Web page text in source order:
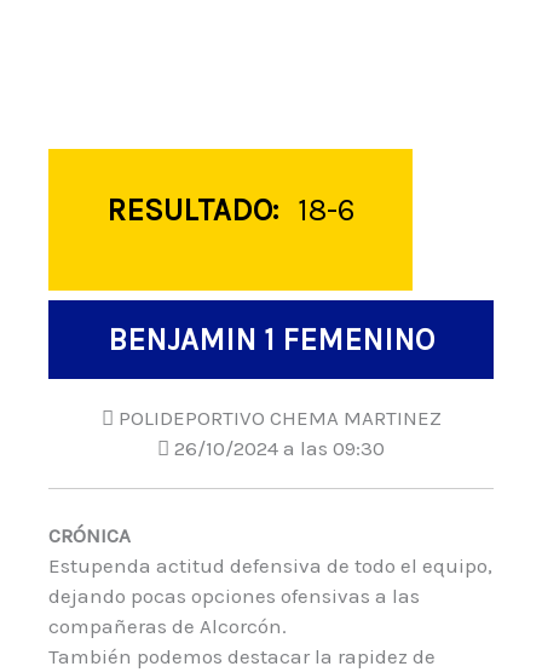
RESULTADO: 18-6
BENJAMIN 1 FEMENINO
POLIDEPORTIVO CHEMA MARTINEZ
26/10/2024 a las 09:30
CRÓNICA
Estupenda actitud defensiva de todo el equipo,
dejando pocas opciones ofensivas a las
compañeras de Alcorcón.
También podemos destacar la rapidez de